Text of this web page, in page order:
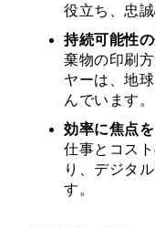
役立ち、忠誠
持続可能性
棄物の印刷
ヤーは、地
んでいます。
効率に焦点
仕事とコス
り、デジタ
す。